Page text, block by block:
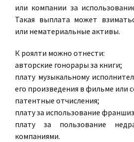
или компании за
Такая выплата может
или нематериальные активы.
К роялти можно отнести:
авторские гонорары за книги;
плату музыкальному
его произведения в фильме или
патентные отчисления;
плату за использование
плату за пользование
компаниями.